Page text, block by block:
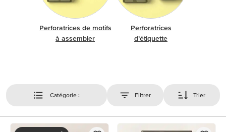
Perforatrices de motifs
à assembler
Perforatrices
d’étiquette
Catégorie : Filtrer Trier